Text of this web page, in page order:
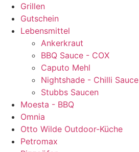
Grillen
Gutschein
Lebensmittel
Ankerkraut
BBQ Sauce - COX
Caputo Mehl
Nightshade - Chilli Sauce
Stubbs Saucen
Moesta - BBQ
Omnia
Otto Wilde Outdoor-Küche
Petromax